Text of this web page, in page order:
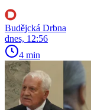
Budějcká Drbna
dnes, 12:56
4 min